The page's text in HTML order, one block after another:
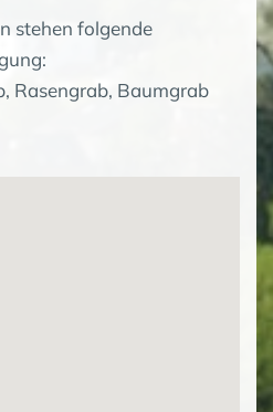
stehen folgende
Rasengrab, Baumgrab